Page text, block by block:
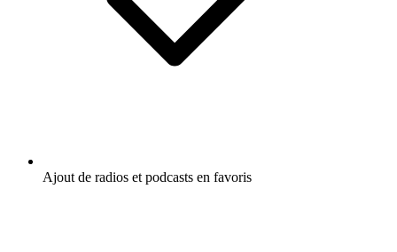
Ajout de radios et podcasts en favoris